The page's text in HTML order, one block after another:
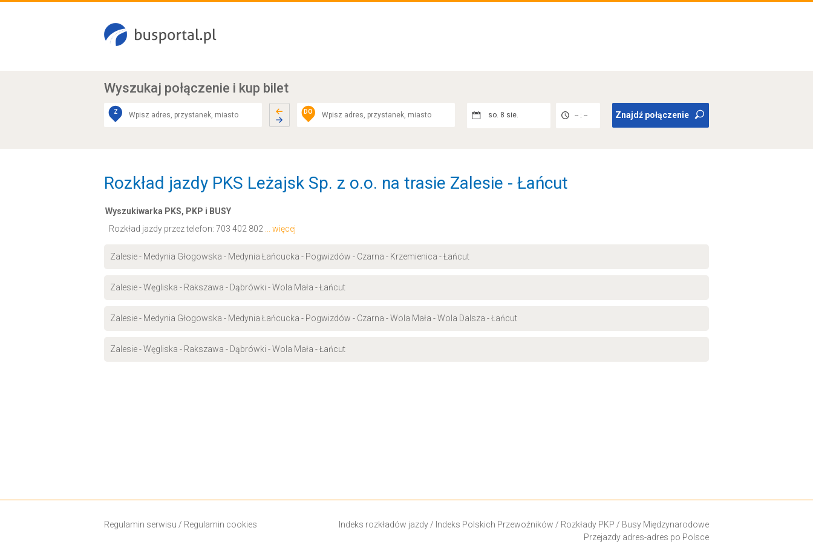
Wyszukaj połączenie i kup bilet
Z DO so. 8 sie. -- : -- Znajdź połączenie
Rozkład jazdy PKS Leżajsk Sp. z o.o. na trasie Zalesie - Łańcut
Wyszukiwarka PKS, PKP i BUSY
Rozkład jazdy przez telefon: 703 402 802 ... więcej
Zalesie - Medynia Głogowska - Medynia Łańcucka - Pogwizdów - Czarna - Krzemienica - Łańcut
Zalesie - Węgliska - Rakszawa - Dąbrówki - Wola Mała - Łańcut
Zalesie - Medynia Głogowska - Medynia Łańcucka - Pogwizdów - Czarna - Wola Mała - Wola Dalsza - Łańcut
Zalesie - Węgliska - Rakszawa - Dąbrówki - Wola Mała - Łańcut
Regulamin serwisu / Regulamin cookies Indeks rozkładów jazdy/ Indeks Polskich Przewoźników / Rozkłady PKP / Busy Międzynarodowe
Przejazdy adres-adres po Polsce